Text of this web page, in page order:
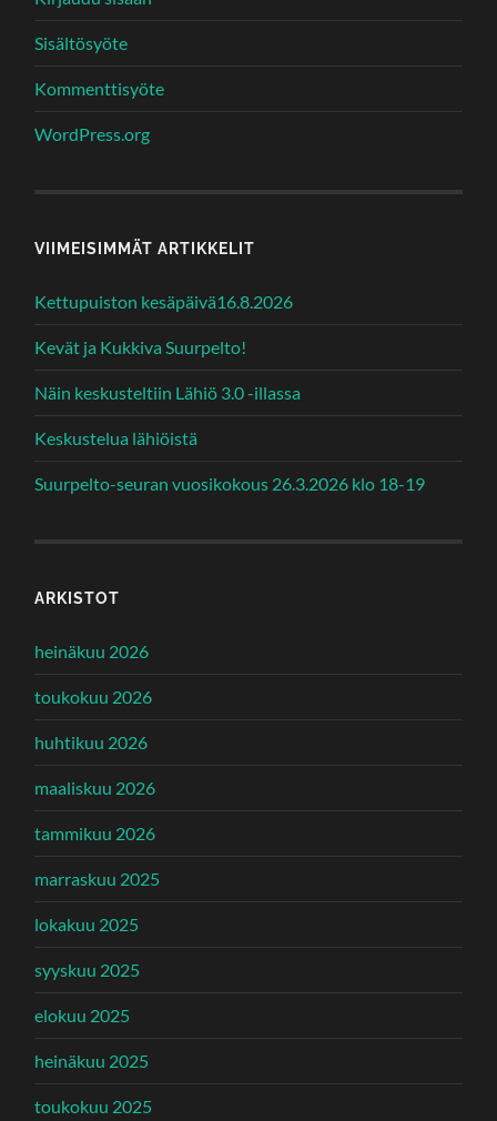
Sisältösyöte
Kommenttisyöte
WordPress.org
VIIMEISIMMÄT ARTIKKELIT
Kettupuiston kesäpäivä16.8.2026
Kevät ja Kukkiva Suurpelto!
Näin keskusteltiin Lähiö 3.0 -illassa
Keskustelua lähiöistä
Suurpelto-seuran vuosikokous 26.3.2026 klo 18-19
ARKISTOT
heinäkuu 2026
toukokuu 2026
huhtikuu 2026
maaliskuu 2026
tammikuu 2026
marraskuu 2025
lokakuu 2025
syyskuu 2025
elokuu 2025
heinäkuu 2025
toukokuu 2025